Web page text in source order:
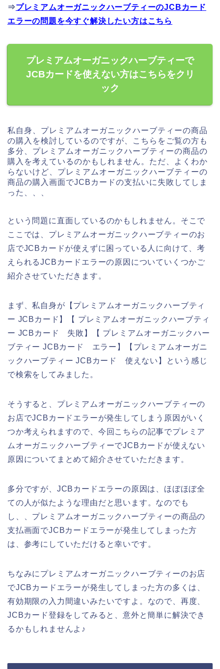
⇒プレミアムオーガニックハーブティーのJCBカード
エラーの問題を今すぐ解決したい方はこちら
プレミアムオーガニックハーブティーで
JCBカードを使えない方はこちらをクリ
ック
私自身、プレミアムオーガニックハーブティーの商品
の購入を検討しているのですが、こちらをご覧の方も
多分、プレミアムオーガニックハーブティーの商品の
購入を考えているのかもしれません。ただ、よくわか
らないけど、プレミアムオーガニックハーブティーの
商品の購入画面でJCBカードの支払いに失敗してしま
った、、、
という問題に直面しているのかもしれません。そこで
ここでは、プレミアムオーガニックハーブティーのお
店でJCBカードが使えずに困っている人に向けて、考
えられるJCBカードエラーの原因についていくつかご
紹介させていただきます。
まず、私自身が【プレミアムオーガニックハーブティ
ー JCBカード】【 プレミアムオーガニックハーブティ
ー JCBカード 失敗】【 プレミアムオーガニックハー
ブティー JCBカード エラー】【プレミアムオーガニ
ックハーブティー JCBカード 使えない】という感じ
で検索をしてみました。
そうすると、プレミアムオーガニックハーブティーの
お店でJCBカードエラーが発生してしまう原因がいく
つか考えられますので、今回こちらの記事でプレミア
ムオーガニックハーブティーでJCBカードが使えない
原因についてまとめて紹介させていただきます。
多分ですが、JCBカードエラーの原因は、ほぼほぼ全
ての人が似たような理由だと思います。なのでも
し、、プレミアムオーガニックハーブティーの商品の
支払画面でJCBカードエラーが発生してしまった方
は、参考にしていただけると幸いです。
ちなみにプレミアムオーガニックハーブティーのお店
でJCBカードエラーが発生してしまった方の多くは、
有効期限の入力間違いみたいですよ。なので、再度、
JCBカード登録をしてみると、意外と簡単に解決でき
るかもしれませんよ♪